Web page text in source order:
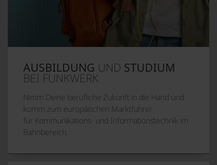
AUSBILDUNG UND STUDIUM
BEI FUNKWERK
Nimm Deine berufliche Zukunft in die Hand und
komm zum europäischen Marktführer
für Kommunikations- und Informationstechnik im
Bahnbereich.